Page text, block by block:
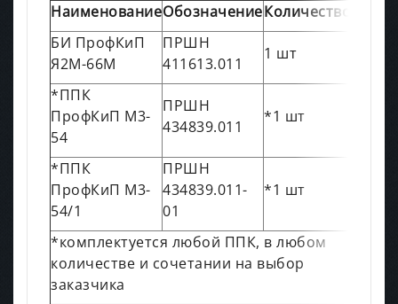
НаименованиеОбозначениеКоличество
БИ ПрофКиП
Я2М-66М
ПРШН
411613.011
1 шт
*ППК
ПрофКиП М3-
54
ПРШН
434839.011
*1 шт
*ППК
ПрофКиП М3-
54/1
ПРШН
434839.011-
01
*1 шт
*комплектуется любой ППК, в любом
количестве и сочетании на выбор
заказчика